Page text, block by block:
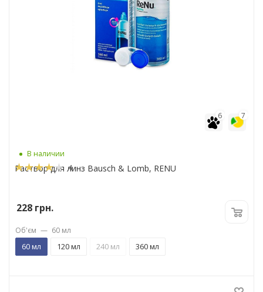
7
6
В наличии
4
Раствор для линз Bausch & Lomb, RENU
228 грн.
Об'єм — 60 мл
60 мл 120 мл 240 мл 360 мл